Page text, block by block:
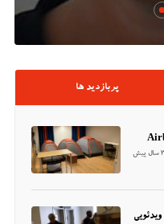
پربازدید ها
ویدئویی